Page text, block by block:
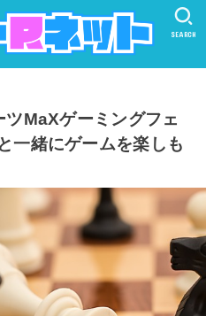
SEARCH
ツMaXゲーミングフェ
一緒にゲームを楽しも